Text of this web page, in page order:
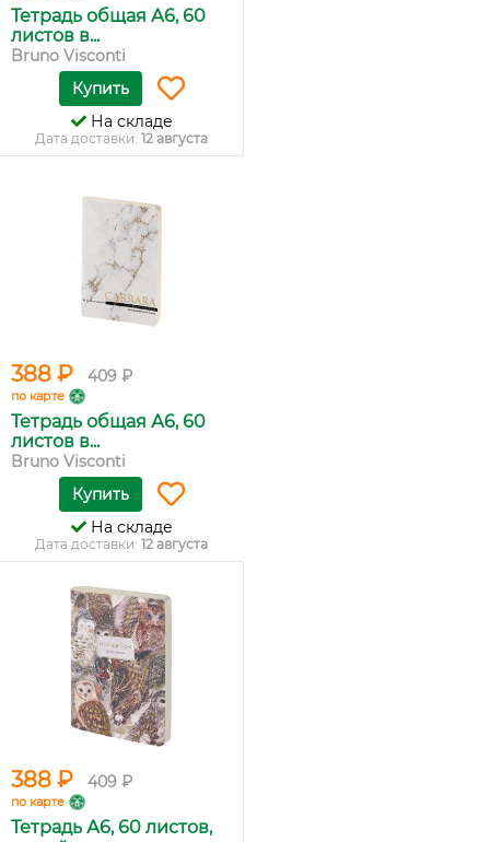
Тетрадь общая А6, 60
листов в...
Bruno Visconti
Купить
На складе
Дата доставки: 12 августа
388 ₽ 409 ₽
по карте
Тетрадь общая А6, 60
листов в...
Bruno Visconti
Купить
На складе
Дата доставки: 12 августа
388 ₽ 409 ₽
по карте
Тетрадь А6, 60 листов,